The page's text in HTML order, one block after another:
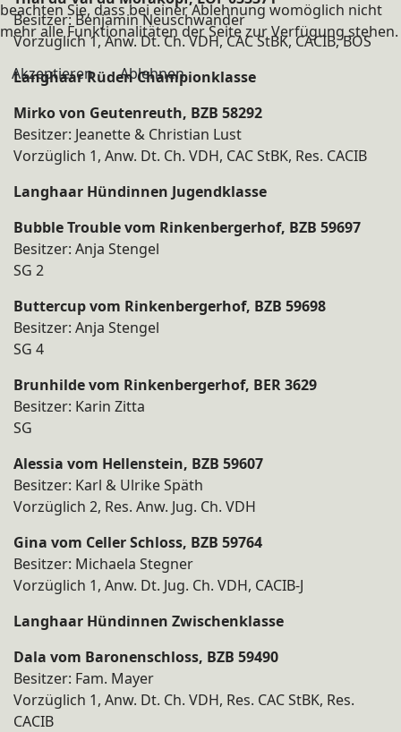
Besitzer: Benjamin Neuschwander
Vorzüglich 1, Anw. Dt. Ch. VDH, CAC StBK, CACIB, BOS
Langhaar Rüden Championklasse
Mirko von Geutenreuth, BZB 58292
Besitzer: Jeanette & Christian Lust
Vorzüglich 1, Anw. Dt. Ch. VDH, CAC StBK, Res. CACIB
Langhaar Hündinnen Jugendklasse
Bubble Trouble vom Rinkenbergerhof, BZB 59697
Besitzer: Anja Stengel
SG 2
Buttercup vom Rinkenbergerhof, BZB 59698
Besitzer: Anja Stengel
SG 4
Brunhilde vom Rinkenbergerhof, BER 3629
Besitzer: Karin Zitta
SG
Alessia vom Hellenstein, BZB 59607
Besitzer: Karl & Ulrike Späth
Vorzüglich 2, Res. Anw. Jug. Ch. VDH
Gina vom Celler Schloss, BZB 59764
Besitzer: Michaela Stegner
Vorzüglich 1, Anw. Dt. Jug. Ch. VDH, CACIB-J
Langhaar Hündinnen Zwischenklasse
Dala vom Baronenschloss, BZB 59490
Besitzer: Fam. Mayer
Vorzüglich 1, Anw. Dt. Ch. VDH, Res. CAC StBK, Res.
CACIB
beachten Sie, dass bei einer Ablehnung womöglich nicht
mehr alle Funktionalitäten der Seite zur Verfügung stehen.
Akzeptieren Ablehnen